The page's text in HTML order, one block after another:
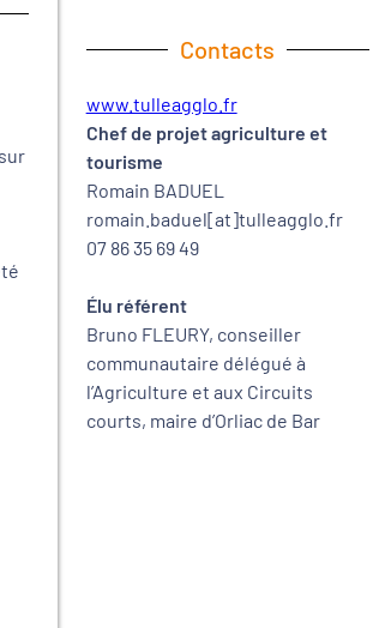
Contacts
www.tulleagglo.fr
Chef de projet agriculture et
tourisme
Romain BADUEL
romain.baduel[at]tulleagglo.fr
07 86 35 69 49
Élu référent
Bruno FLEURY, conseiller
communautaire délégué à
l’Agriculture et aux Circuits
courts, maire d’Orliac de Bar